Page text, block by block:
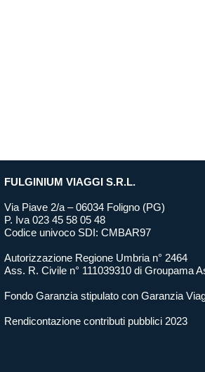
FULGINIUM VIAGGI S.R.L.
Via Piave 2/a – 06034 Foligno (PG)
P. Iva 023 45 58 05 48
Codice univoco SDI: CMBAR97
Autorizzazione Regione Umbria n° 2464
Ass. R. Civile n° 111039310 di Groupama
Fondo Garanzia stipulato con Garanzia
Rendicontazione contributi pubblici 2023